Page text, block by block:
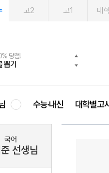
고2 고1 대
당첨!
뽑기
정!
올리브
캐시백
스쿨
과
발권
무료혜택!
버십
인
나눔
수능·내신 대학별고
국어
선생님